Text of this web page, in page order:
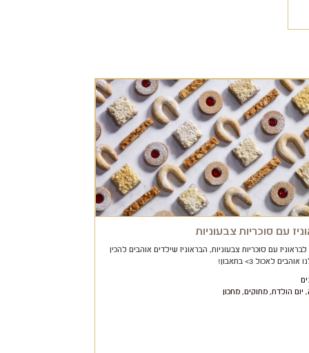
עם סוכריות צבעוניות
לבראוניז עם סוכריות צבעוניות, הבראוניז שילדים אוהבים להכין
אוהבים לאכול 3> בתאבון!
, יום הולדת,מתוקים,מתכון